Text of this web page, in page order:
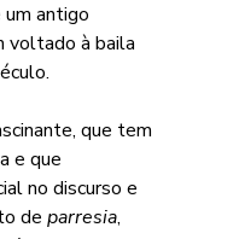
antigo
voltado à baila
que tem
e que
no discurso e
de parresia,